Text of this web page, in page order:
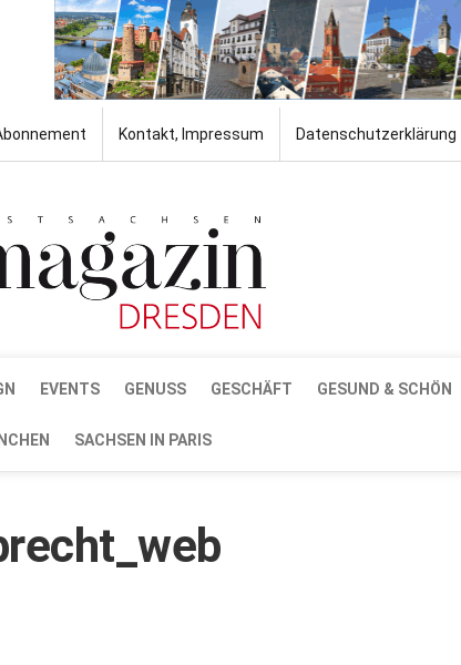
Kontakt, Impressum Datenschutzerklärung
EVENTS GENUSS GESCHÄFT GESUND & SCHÖN
SACHSEN IN PARIS